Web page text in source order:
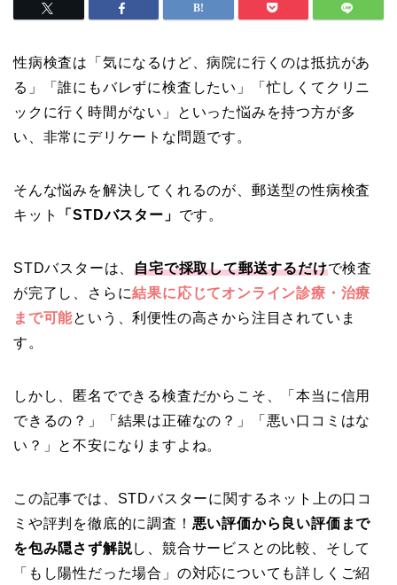
性病検査は「気になるけど、病院に行くのは抵抗があ
る」「誰にもバレずに検査したい」「忙しくてクリニ
ックに行く時間がない」といった悩みを持つ方が多
い、非常にデリケートな問題です。
そんな悩みを解決してくれるのが、郵送型の性病検査
キット
「STDバスター」 です。
STDバスターは、自宅で採取して郵送するだけで検査
が完了し、さらに結果に応じてオンライン診療・治療
まで可能という、利便性の高さから注目されていま
す。
しかし、匿名でできる検査だからこそ、「本当に信用
できるの？」「結果は正確なの？」「悪い口コミはな
い？」と不安になりますよね。
この記事では、STDバスターに関するネット上の口コ
ミや評判を徹底的に調査！ 悪い評価から良い評価まで
を包み隠さず解説し、競合サービスとの比較、そして
「もし陽性だった場合」の対応についても詳しくご紹